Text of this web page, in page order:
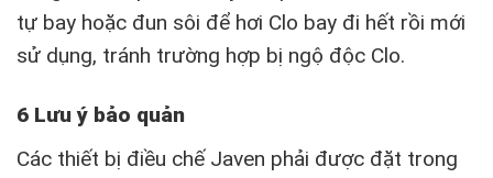
tự bay hoặc đun sôi để hơi Clo bay đi hết rồi mới
sử dụng, tránh trường hợp bị ngộ độc Clo.
6 Lưu ý bảo quản
Các thiết bị điều chế Javen phải được đặt trong